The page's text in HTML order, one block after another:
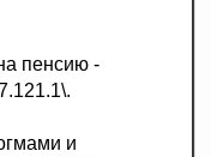
пенсию -
и